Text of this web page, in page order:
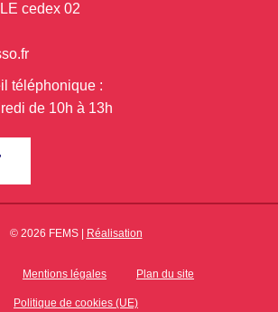
cedex 02
téléphonique :
de 10h à 13h
© 2026 FEMS | Réalisation
Mentions légales Plan du site
Politique de cookies (UE)